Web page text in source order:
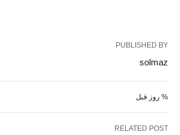
PUBLISHED BY
solmaz
% روز قبل
RELATED POST